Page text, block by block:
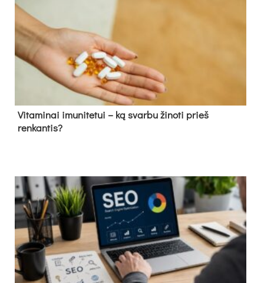
Vitaminai imunitetui – ką svarbu žinoti prieš
renkantis?